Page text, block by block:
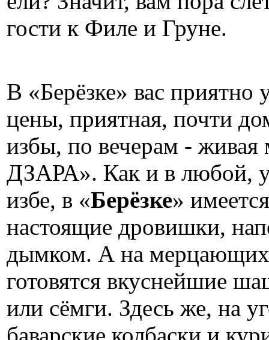
гости к Филе и Груне.
В «Берёзке» вас приятно
цены, приятная, почти
избы, по вечерам -
ДЗАРА». Как и в любой,
избе, в «Берёзке»
настоящие дровишки,
дымком. А на мерцающих
готовятся вкуснейшие
или сёмги. Здесь же, на
баварские колбаски и